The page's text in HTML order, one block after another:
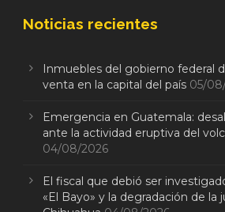
Noticias recientes
Inmuebles del gobierno federal
venta en la capital del país 05/
Emergencia en Guatemala:
ante la actividad eruptiva del
04/08/2026
El fiscal que debió ser
«El Bayo» y la degradación de la